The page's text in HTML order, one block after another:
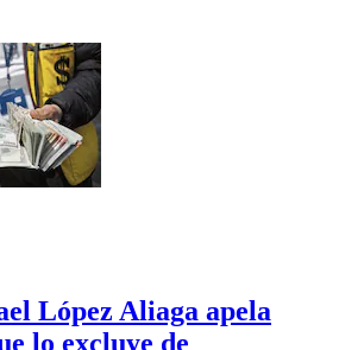
López Aliaga apela
lo excluye de